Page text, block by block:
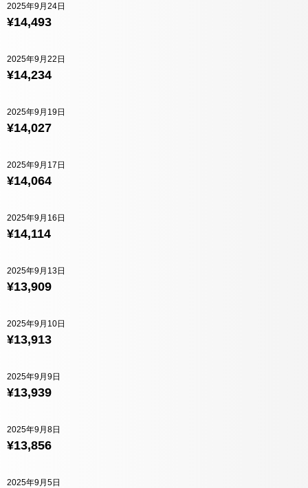
¥14,493
2025年9月24日
¥14,234
2025年9月22日
¥14,027
2025年9月19日
¥14,064
2025年9月17日
¥14,114
2025年9月16日
¥13,909
2025年9月13日
¥13,913
2025年9月10日
¥13,939
2025年9月9日
¥13,856
2025年9月8日
2025年9月5日